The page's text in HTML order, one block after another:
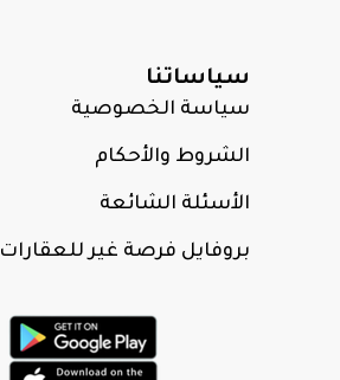
سياساتنا
سياسة الخصوصية
الشروط والأحكام
الأسئلة الشائعة
بروفايل فرصة غير للعقارات